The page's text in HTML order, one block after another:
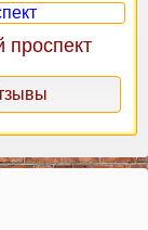
проспект